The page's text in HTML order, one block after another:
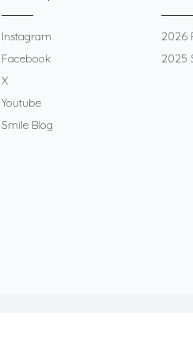
Instagram
Facebook
X
Youtube
Smile Blog
2026
2025